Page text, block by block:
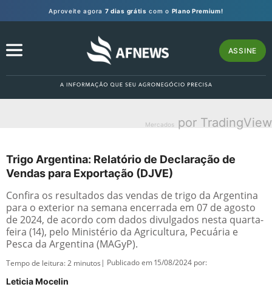
Aproveite agora 7 dias grátis com o Plano Premium!
ASSINE
Mercados por TradingView
Trigo Argentina: Relatório de Declaração de
Vendas para Exportação (DJVE)
Confira os resultados das vendas de trigo da Argentina
para o exterior na semana encerrada em 07 de agosto
de 2024, de acordo com dados divulgados nesta quarta-
feira (14), pelo Ministério da Agricultura, Pecuária e
Pesca da Argentina (MAGyP).
Tempo de leitura:2 minutos | Publicado em 15/08/2024 por:
Leticia Mocelin